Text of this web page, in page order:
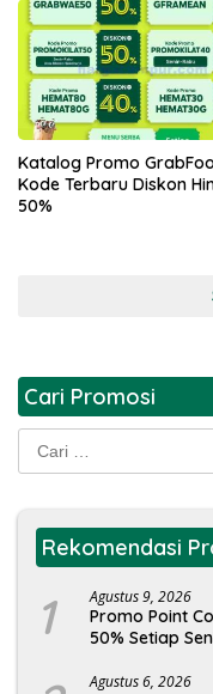
Katalog Promo
Kode Terbaru Diskon
50%
Cari Promosi
Rekomendasi
1 Agustus 9, 2026
Promo Point
50% Setiap
Agustus 6, 2026